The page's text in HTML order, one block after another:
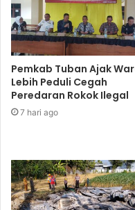
Pemkab Tuban Ajak
Lebih Peduli Cegah
Peredaran Rokok Ilegal
7 hari ago